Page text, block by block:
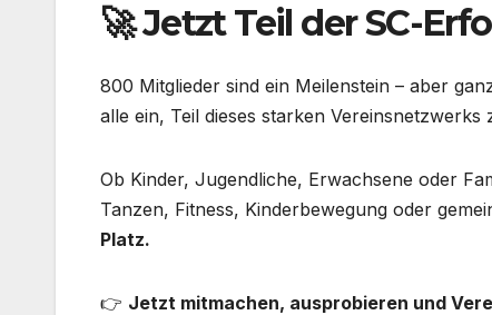
🚀 Jetzt Teil der SC-
800 Mitglieder sind ein Meilenstein – aber
alle ein, Teil dieses starken Vereinsnetzwerks
Ob Kinder, Jugendliche, Erwachsene oder
Tanzen, Fitness, Kinderbewegung oder
Platz.
👉 Jetzt mitmachen, ausprobieren und